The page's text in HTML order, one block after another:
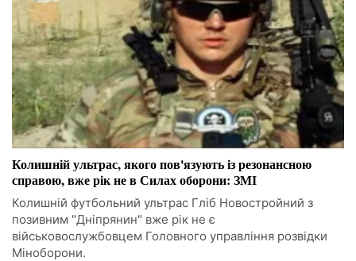
Колишній ультрас, якого пов'язують із резонансною
справою, вже рік не в Силах оборони: ЗМІ
Колишній футбольний ультрас Гліб Новостройний з
позивним "Дніпрянин" вже рік не є
військовослужбовцем Головного управління розвідки
Міноборони.